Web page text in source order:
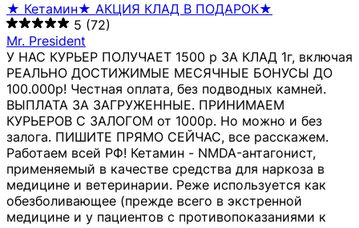
★ Кетамин★ АКЦИЯ КЛАД В ПОДАРОК★
5 (72)
Mr. President
У НАС КУРЬЕР ПОЛУЧАЕТ 1500 р ЗА КЛАД 1г, включая
РЕАЛЬНО ДОСТИЖИМЫЕ МЕСЯЧНЫЕ БОНУСЫ ДО
100.000р! Честная оплата, без подводных камней.
ВЫПЛАТА ЗА ЗАГРУЖЕННЫЕ. ПРИНИМАЕМ
КУРЬЕРОВ С ЗАЛОГОМ от 1000р. Но можно и без
залога. ПИШИТЕ ПРЯМО СЕЙЧАС, все расскажем.
Работаем всей РФ! Кетамин - NMDA-антагонист,
применяемый в качестве средства для наркоза в
медицине и ветеринарии. Реже используется как
обезболивающее (прежде всего в экстренной
медицине и у пациентов с противопоказаниями к